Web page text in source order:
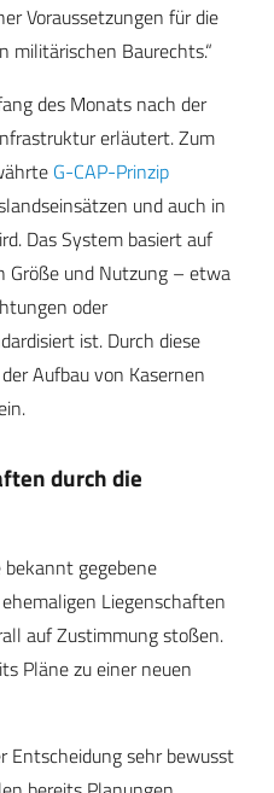
Voraussetzungen für die
militärischen Baurechts.“
des Monats nach der
erläutert. Zum
G-CAP-Prinzip
und auch in
Das System basiert auf
Größe und Nutzung – etwa
oder
ist. Durch diese
Aufbau von Kasernen
durch die
gegebene
Liegenschaften
auf Zustimmung stoßen.
Pläne zu einer neuen
Entscheidung sehr bewusst